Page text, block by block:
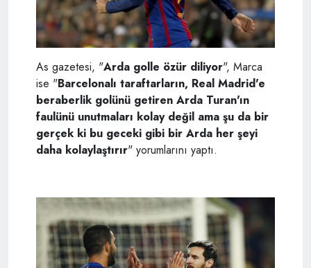
As gazetesi, "Arda golle özür diliyor", Marca
ise "Barcelonalı taraftarların, Real Madrid'e
beraberlik golünü getiren Arda Turan'ın
faulünü unutmaları kolay değil ama şu da bir
gerçek ki bu geceki gibi bir Arda her şeyi
daha kolaylaştırır" yorumlarını yaptı.